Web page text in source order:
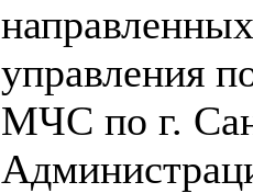
управления
МЧС по г.